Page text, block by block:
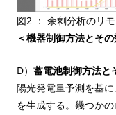
図2 ： 余剰分析のリ
＜機器制御方法とそ
D） 蓄電池制御方法と
陽光発電量予測を基
を生成する。幾つか